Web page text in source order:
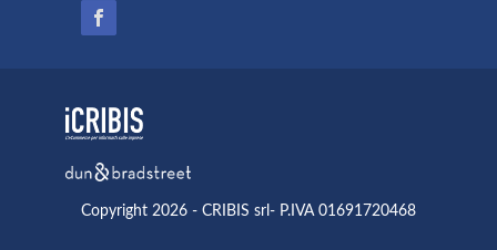
Copyright 2026 - CRIBIS srl- P.IVA 01691720468